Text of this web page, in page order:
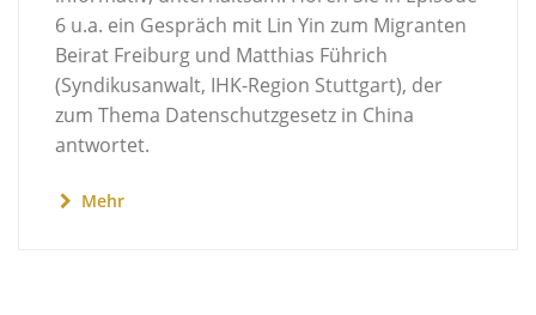
6 u.a. ein Gespräch mit Lin Yin zum Migranten
Beirat Freiburg und Matthias Führich
(Syndikusanwalt, IHK-Region Stuttgart), der
zum Thema Datenschutzgesetz in China
antwortet.
Mehr